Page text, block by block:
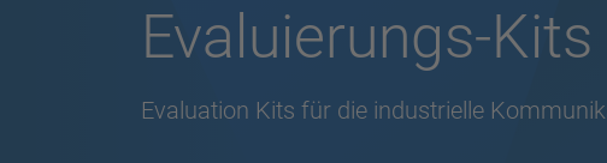
Evaluierungs-Kits
Evaluation Kits für die industrielle